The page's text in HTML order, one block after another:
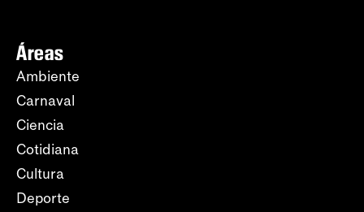
Áreas
Ambiente
Carnaval
Ciencia
Cotidiana
Cultura
Deporte